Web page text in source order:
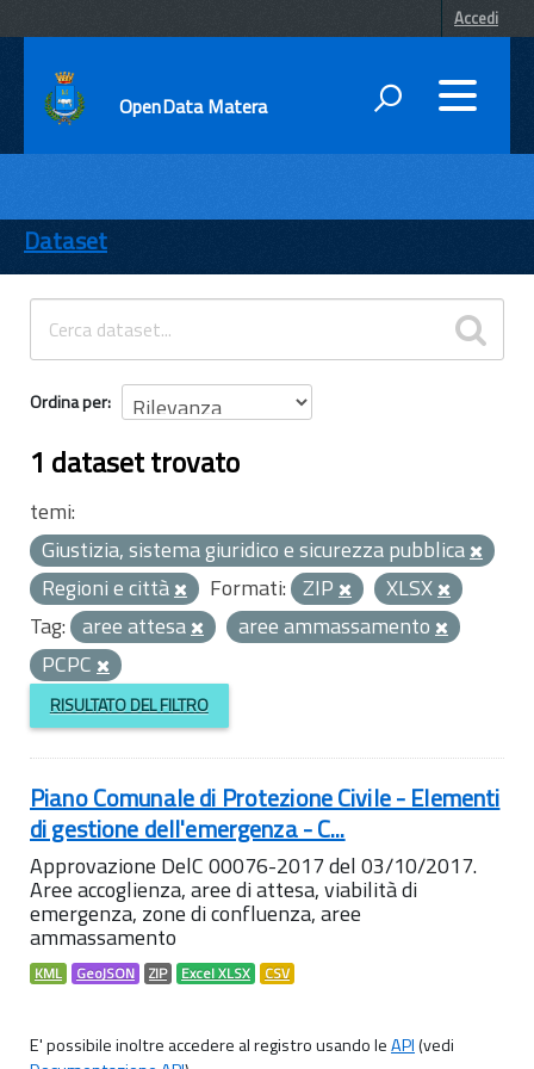
Accedi
OpenData Matera
ENTI
TEMI
INFORMAZIONI
Dataset
Ordina per
1 dataset trovato
temi:
Giustizia, sistema giuridico e sicurezza pubblica
Regioni e città
Formati: ZIP
XLSX
Tag: aree attesa
aree ammassamento
PCPC
RISULTATO DEL FILTRO
Piano Comunale di Protezione Civile - Elementi
di gestione dell'emergenza - C...
Approvazione DelC 00076-2017 del 03/10/2017.
Aree accoglienza, aree di attesa, viabilità di
emergenza, zone di confluenza, aree
ammassamento
KML GeoJSON ZIP Excel XLSX CSV
E' possibile inoltre accedere al registro usando leAPI(vedi